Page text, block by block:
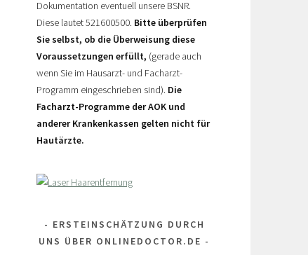
Dokumentation eventuell unsere BSNR.
Diese lautet 521600500. Bitte überprüfen
Sie selbst, ob die Überweisung diese
Voraussetzungen erfüllt, (gerade auch
wenn Sie im Hausarzt- und Facharzt-
Programm eingeschrieben sind). Die
Facharzt-Programme der AOK und
anderer Krankenkassen gelten nicht für
Hautärzte.
ERSTEINSCHÄTZUNG DURCH
UNS ÜBER ONLINEDOCTOR.DE